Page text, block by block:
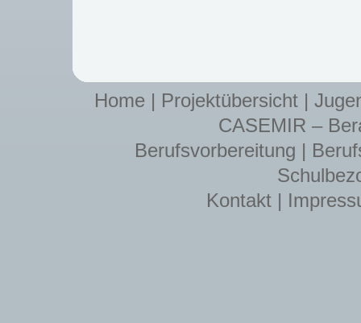
Home | Projektübersicht|
CASEMIR –
Berufsvorbereitung |
Kontakt|